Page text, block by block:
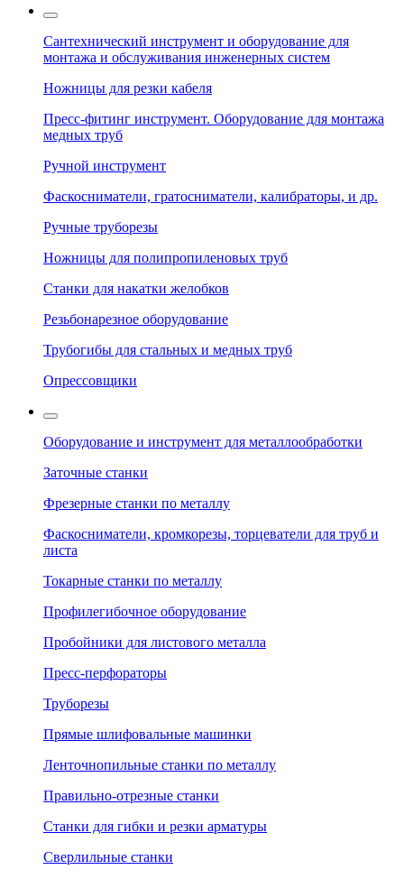
Сантехнический инструмент и оборудование для
монтажа и обслуживания инженерных систем
Ножницы для резки кабеля
Пресс-фитинг инструмент. Оборудование для монтажа
медных труб
Ручной инструмент
Фаскосниматели, гратосниматели, калибраторы, и др.
Ручные труборезы
Ножницы для полипропиленовых труб
Станки для накатки желобков
Резьбонарезное оборудование
Трубогибы для стальных и медных труб
Опрессовщики
Оборудование и инструмент для металлообработки
Заточные станки
Фрезерные станки по металлу
Фаскосниматели, кромкорезы, торцеватели для труб и
листа
Токарные станки по металлу
Профилегибочное оборудование
Пробойники для листового металла
Пресс-перфораторы
Труборезы
Прямые шлифовальные машинки
Ленточнопильные станки по металлу
Правильно-отрезные станки
Станки для гибки и резки арматуры
Сверлильные станки